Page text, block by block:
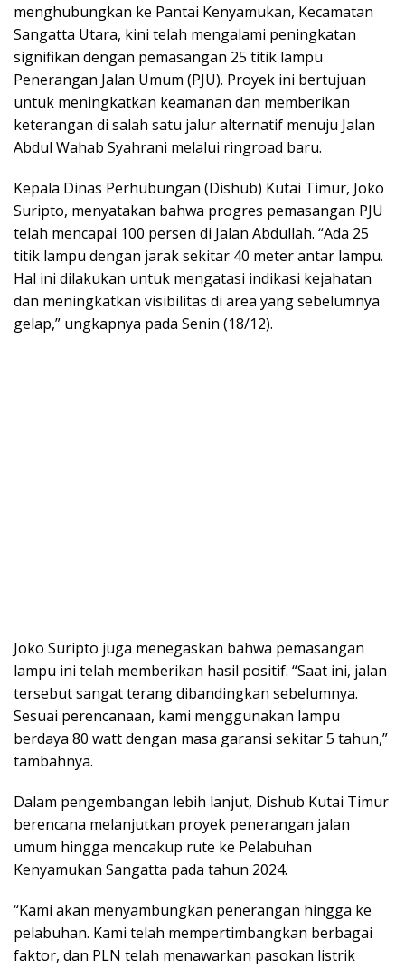
menghubungkan ke Pantai Kenyamukan, Kecamatan
Sangatta Utara, kini telah mengalami peningkatan
signifikan dengan pemasangan 25 titik lampu
Penerangan Jalan Umum (PJU). Proyek ini bertujuan
untuk meningkatkan keamanan dan memberikan
keterangan di salah satu jalur alternatif menuju Jalan
Abdul Wahab Syahrani melalui ringroad baru.
Kepala Dinas Perhubungan (Dishub) Kutai Timur, Joko
Suripto, menyatakan bahwa progres pemasangan PJU
telah mencapai 100 persen di Jalan Abdullah. “Ada 25
titik lampu dengan jarak sekitar 40 meter antar lampu.
Hal ini dilakukan untuk mengatasi indikasi kejahatan
dan meningkatkan visibilitas di area yang sebelumnya
gelap,” ungkapnya pada Senin (18/12).
Joko Suripto juga menegaskan bahwa pemasangan
lampu ini telah memberikan hasil positif. “Saat ini, jalan
tersebut sangat terang dibandingkan sebelumnya.
Sesuai perencanaan, kami menggunakan lampu
berdaya 80 watt dengan masa garansi sekitar 5 tahun,”
tambahnya.
Dalam pengembangan lebih lanjut, Dishub Kutai Timur
berencana melanjutkan proyek penerangan jalan
umum hingga mencakup rute ke Pelabuhan
Kenyamukan Sangatta pada tahun 2024.
“Kami akan menyambungkan penerangan hingga ke
pelabuhan. Kami telah mempertimbangkan berbagai
faktor, dan PLN telah menawarkan pasokan listrik